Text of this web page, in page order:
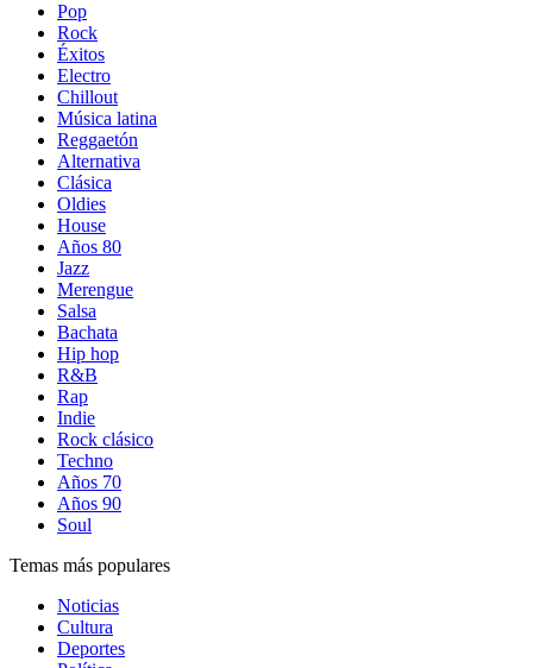
Pop
Rock
Éxitos
Electro
Chillout
Música latina
Reggaetón
Alternativa
Clásica
Oldies
House
Años 80
Jazz
Merengue
Salsa
Bachata
Hip hop
R&B
Rap
Indie
Rock clásico
Techno
Años 70
Años 90
Soul
Temas más populares
Noticias
Cultura
Deportes